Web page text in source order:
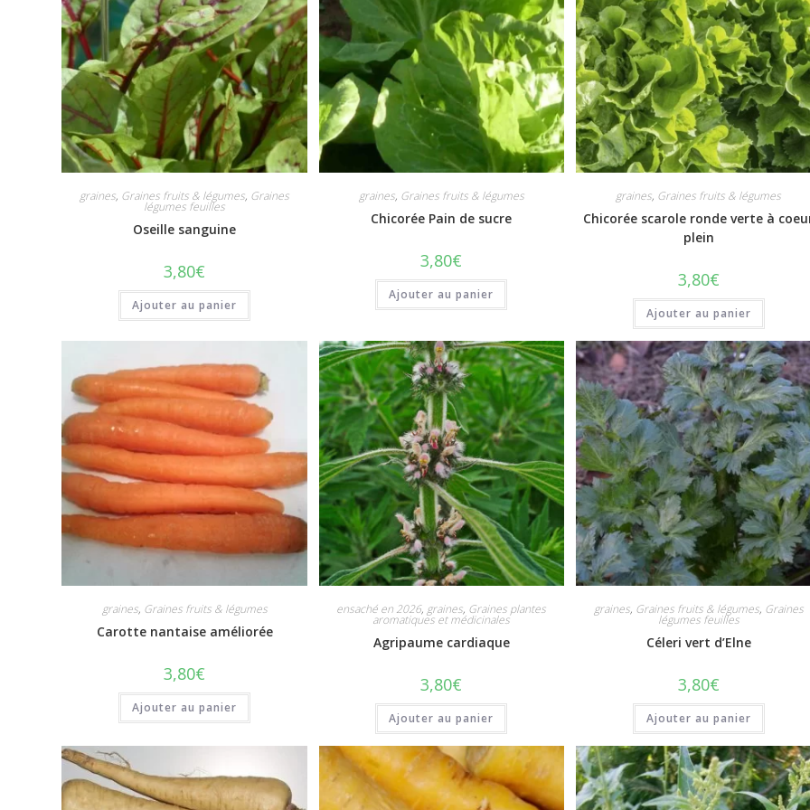
graines, Graines fruits & légumes, Graines
légumes feuilles
Oseille sanguine
3,80€
Ajouter au panier
graines, Graines fruits & légumes
Chicorée Pain de sucre
3,80€
Ajouter au panier
graines, Graines fruits & légumes
Chicorée scarole ronde verte à
plein
3,80€
Ajouter au panier
graines, Graines fruits & légumes
Carotte nantaise améliorée
3,80€
Ajouter au panier
ensaché en 2026, graines, Graines plantes
aromatiques et médicinales
Agripaume cardiaque
3,80€
Ajouter au panier
graines, Graines fruits & légumes, Graines
légumes feuilles
Céleri vert d’Elne
3,80€
Ajouter au panier